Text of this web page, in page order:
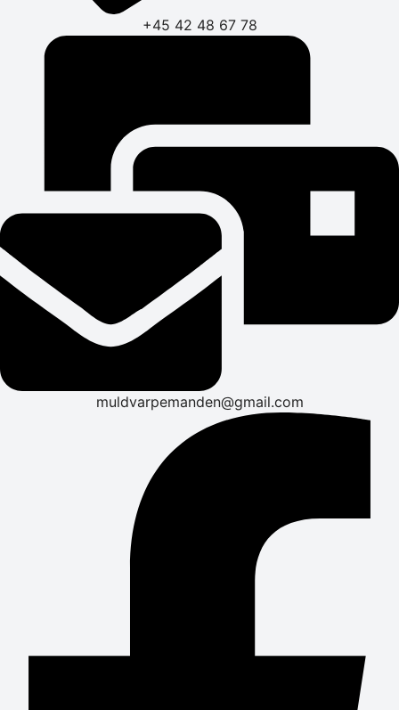
+45 42 48 67 78
muldvarpemanden@gmail.com